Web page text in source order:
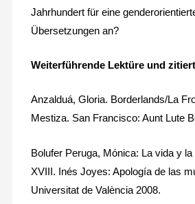
Jahrhundert für eine
Übersetzungen an?
Weiterführende Lektüre und
Anzalduá, Gloria. Borderlands/La
Mestiza. San Francisco: Aunt Lute
Bolufer Peruga, Mónica: La vida y
XVIII. Inés Joyes: Apología de las
Universitat de València 2008.